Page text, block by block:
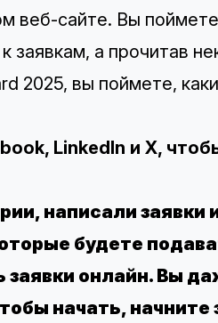
веб-сайте. Вы
заявкам, а прочитав
2025, вы поймете,
, LinkedIn и X,
написали заявки
будете
заявки онлайн. Вы
начать, начните